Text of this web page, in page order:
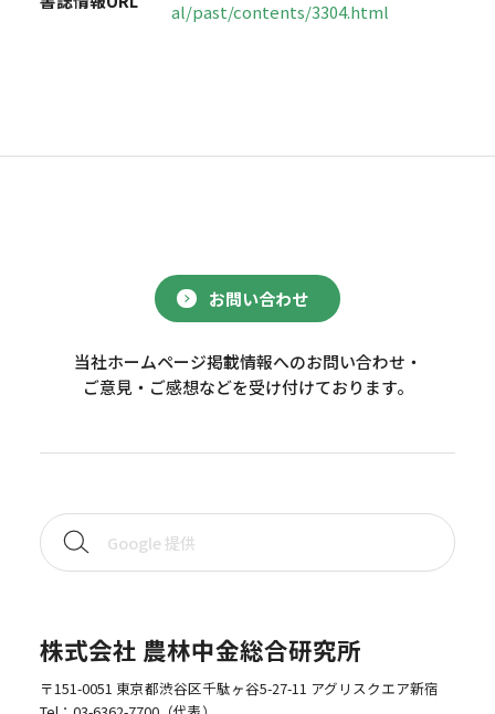
al/past/contents/3304.html
お問い合わせ
当社ホームページ掲載情報へのお問い合わせ・
ご意見・ご感想などを受け付けております。
株式会社 農林中金総合研究所
〒151-0051 東京都渋谷区千駄ヶ谷5-27-11 アグリスクエア新宿